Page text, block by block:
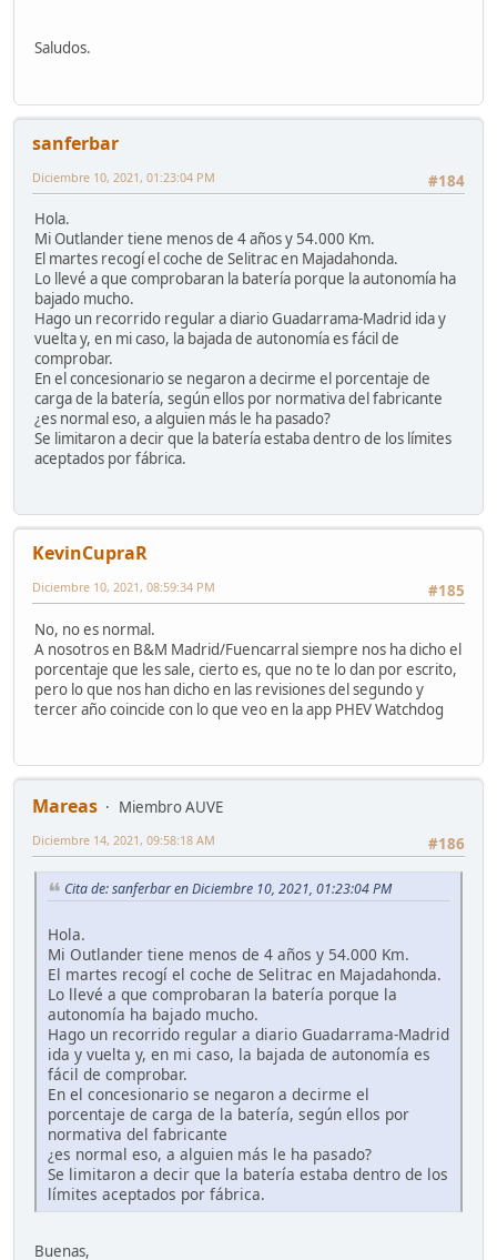
Saludos.
sanferbar
#184
Diciembre 10, 2021, 01:23:04 PM
Hola.
Mi Outlander tiene menos de 4 años y 54.000 Km.
El martes recogí el coche de Selitrac en Majadahonda.
Lo llevé a que comprobaran la batería porque la autonomía ha
bajado mucho.
Hago un recorrido regular a diario Guadarrama-Madrid ida y
vuelta y, en mi caso, la bajada de autonomía es fácil de
comprobar.
En el concesionario se negaron a decirme el porcentaje de
carga de la batería, según ellos por normativa del fabricante
¿es normal eso, a alguien más le ha pasado?
Se limitaron a decir que la batería estaba dentro de los límites
aceptados por fábrica.
KevinCupraR
#185
Diciembre 10, 2021, 08:59:34 PM
No, no es normal.
A nosotros en B&M Madrid/Fuencarral siempre nos ha dicho el
porcentaje que les sale, cierto es, que no te lo dan por escrito,
pero lo que nos han dicho en las revisiones del segundo y
tercer año coincide con lo que veo en la app PHEV Watchdog
Mareas
Miembro AUVE
#186
Diciembre 14, 2021, 09:58:18 AM
Cita de: sanferbar en Diciembre 10, 2021, 01:23:04 PM
Hola.
Mi Outlander tiene menos de 4 años y 54.000 Km.
El martes recogí el coche de Selitrac en Majadahonda.
Lo llevé a que comprobaran la batería porque la
autonomía ha bajado mucho.
Hago un recorrido regular a diario Guadarrama-Madrid
ida y vuelta y, en mi caso, la bajada de autonomía es
fácil de comprobar.
En el concesionario se negaron a decirme el
porcentaje de carga de la batería, según ellos por
normativa del fabricante
¿es normal eso, a alguien más le ha pasado?
Se limitaron a decir que la batería estaba dentro de los
límites aceptados por fábrica.
Buenas,